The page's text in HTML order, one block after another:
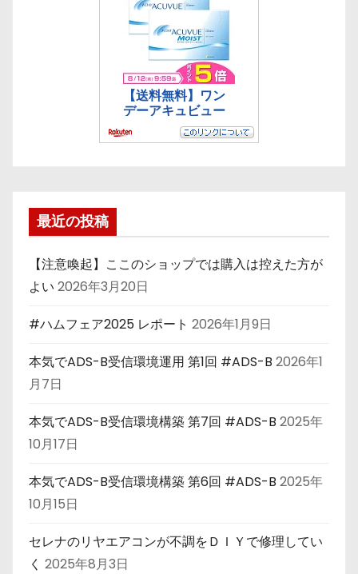
最近の投稿
【注意喚起】ここのショップでは購入は控えた方が
よい 2026年3月20日
#ハムフェア2025 レポート 2026年1月9日
本気でADS-B受信環境運用 第1回 #ADS-B 2026年1
月7日
本気でADS-B受信環境構築 第7回 #ADS-B 2025年
10月17日
本気でADS-B受信環境構築 第6回 #ADS-B 2025年
10月15日
セレナのリヤエアコンが不調をＤＩＹで修理してい
く 2025年8月3日